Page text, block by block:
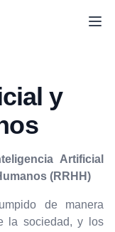
y
Artificial
(RRHH)
de manera
la sociedad, y los